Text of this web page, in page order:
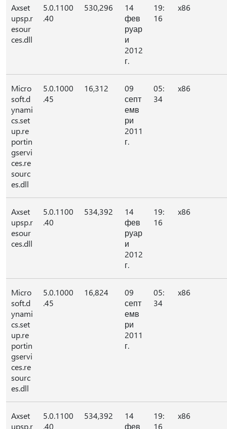
Axset
upsp.r
esour
ces.dll
5.0.1100
.40
530,296
14
фев
руар
и
2012
г.
19:
16
x86
Micro
soft.d
ynami
cs.set
up.re
portin
gservi
ces.re
sourc
es.dll
5.0.1000
.45
16,312
09
септ
емв
ри
2011
г.
05:
34
x86
Axset
upsp.r
esour
ces.dll
5.0.1100
.40
534,392
14
фев
руар
и
2012
г.
19:
16
x86
Micro
soft.d
ynami
cs.set
up.re
portin
gservi
ces.re
sourc
es.dll
5.0.1000
.45
16,824
09
септ
емв
ри
2011
г.
05:
34
x86
Axset
upsp.r
5.0.1100
.40
534,392
14
фев
19:
16
x86